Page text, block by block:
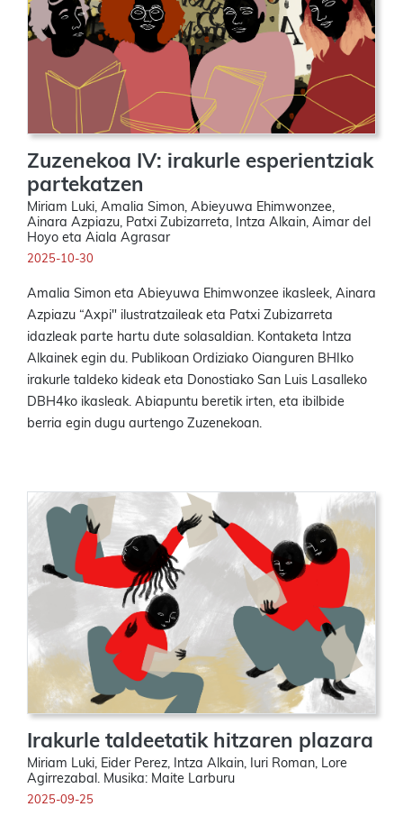
Zuzenekoa IV: irakurle esperientziak
partekatzen
Miriam Luki, Amalia Simon, Abieyuwa Ehimwonzee,
Ainara Azpiazu, Patxi Zubizarreta, Intza Alkain, Aimar del
Hoyo eta Aiala Agrasar
2025-10-30
Amalia Simon eta Abieyuwa Ehimwonzee ikasleek, Ainara
Azpiazu “Axpi" ilustratzaileak eta Patxi Zubizarreta
idazleak parte hartu dute solasaldian. Kontaketa Intza
Alkainek egin du. Publikoan Ordiziako Oianguren BHIko
irakurle taldeko kideak eta Donostiako San Luis Lasalleko
DBH4ko ikasleak. Abiapuntu beretik irten, eta ibilbide
berria egin dugu aurtengo Zuzenekoan.
Irakurle taldeetatik hitzaren plazara
Miriam Luki, Eider Perez, Intza Alkain, Iuri Roman, Lore
Agirrezabal. Musika: Maite Larburu
2025-09-25